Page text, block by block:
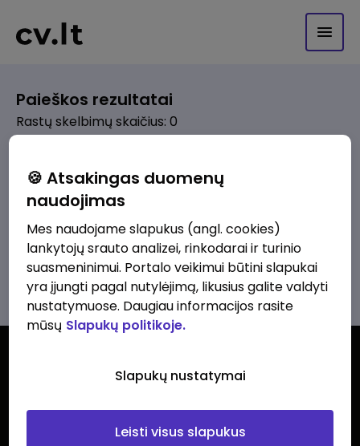
Paieškos rezultatai
Rastų skelbimų skaičius: 0
Pagal pasirinktus kriterijus skelbimų
nerasta. Pakoreguokite paiešką ir
bandykite dar kartą.
Žiūrėti visus skelbimus
Ieškantiems darbo
🍪 Atsakingas duomenų
naudojimas
Mes naudojame slapukus (angl. cookies)
lankytojų srauto analizei, rinkodarai ir turinio
suasmeninimui. Portalo veikimui būtini slapukai
yra įjungti pagal nutylėjimą, likusius galite valdyti
nustatymuose. Daugiau informacijos rasite
mūsų Slapukų politikoje.
Slapukų nustatymai
Leisti visus slapukus